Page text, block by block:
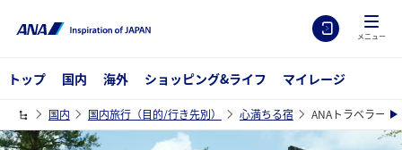
メニュー
トップ 国内 海外 ショッピング&ライフ マイレージ
国内 国内旅行（目的/行き先別） 心満ちる宿 ANAトラベラー